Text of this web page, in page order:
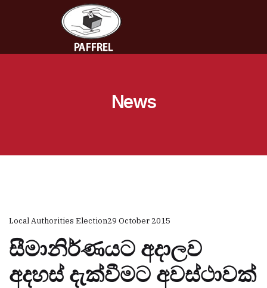
News
Local Authorities Election29 October 2015
සීමානිර්ණයට අදාලව
අදහස් දැක්වීමට අවස්ථාවක්